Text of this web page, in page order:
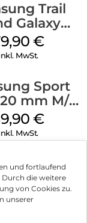
und fortlaufend
Durch die weitere
von Cookies zu.
unserer
Trail
Galaxy
Ultra
€
MwSt.
Sport
mm M/L
Watch4
Graphite
€
MwSt.